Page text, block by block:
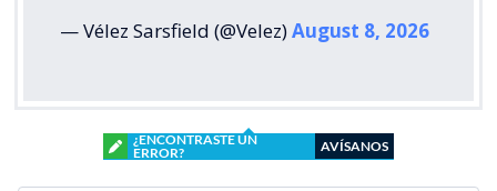
— Vélez Sarsfield (@Velez)August 8, 2026
¿ENCONTRASTE UN
ERROR?
AVÍSANOS